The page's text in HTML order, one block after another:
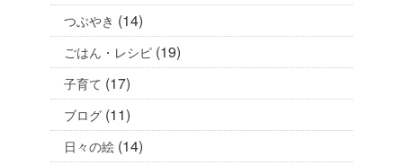
つぶやき (14)
ごはん・レシピ (19)
子育て (17)
ブログ (11)
日々の絵 (14)